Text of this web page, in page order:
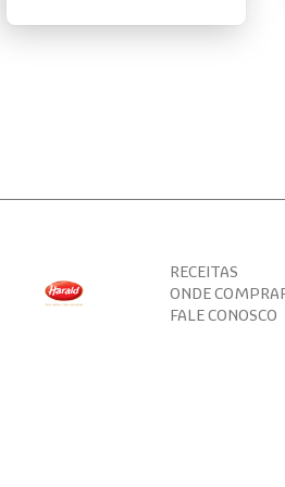
RECEITAS
ONDE
FALE CONOSCO